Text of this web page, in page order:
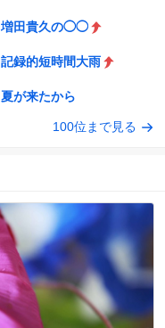
増田貴久の◯◯
記録的短時間大雨
夏が来たから
100位まで見る